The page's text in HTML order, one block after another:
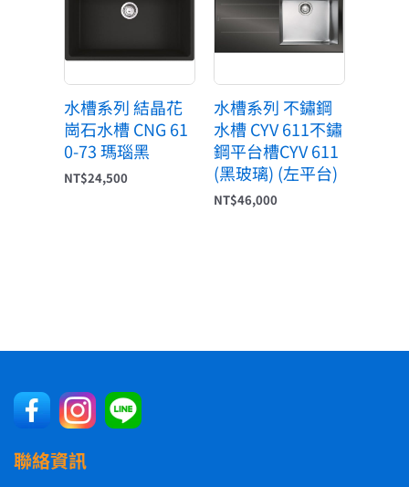
水槽系列 結晶花
崗石水槽 CNG 61
0-73 瑪瑙黑
NT$24,500
水槽系列 不鏽鋼
水槽 CYV 611不鏽
鋼平台槽CYV 611
(黑玻璃) (左平台)
NT$46,000
聯絡資訊